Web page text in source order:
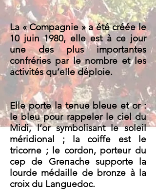
La « Compagnie » a été créée le
10 juin 1980, elle est à ce jour
une des plus importantes
confréries par le nombre et les
activités qu’elle déploie.
Elle porte la tenue bleue et or :
le bleu pour rappeler le ciel du
Midi, l’or symbolisant le soleil
méridional ; la coiffe est le
tricorne ; le cordon, porteur du
cep de Grenache supporte la
lourde médaille de bronze à la
croix du Languedoc.